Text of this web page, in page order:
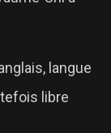
langue
libre